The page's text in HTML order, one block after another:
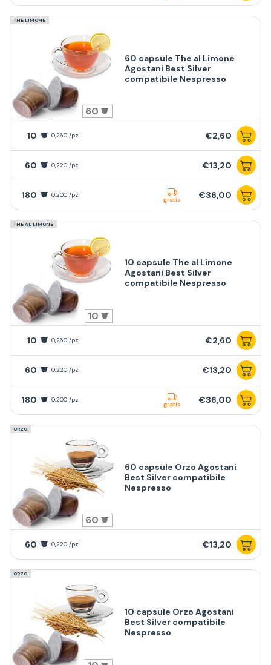
THE LIMONE
60
60 capsule The al Limone
Agostani Best Silver
compatibile Nespresso
10 0,260 /pz €2,60
60 0,220 /pz €13,20
180 0,200 /pz
gratis €36,00
THE AL LIMONE
10
10 capsule The al Limone
Agostani Best Silver
compatibile Nespresso
10 0,260 /pz €2,60
60 0,220 /pz €13,20
180 0,200 /pz
gratis €36,00
ORZO
60
60 capsule Orzo Agostani
Best Silver compatibile
Nespresso
60 0,220 /pz €13,20
ORZO
10 capsule Orzo Agostani
Best Silver compatibile
Nespresso